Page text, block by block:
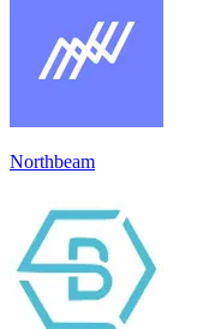
Northbeam